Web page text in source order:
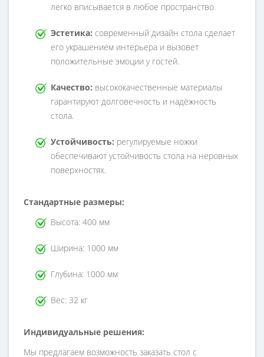
легко вписывается в любое пространство.
Эстетика: современный дизайн стола сделает
его украшением интерьера и вызовет
положительные эмоции у гостей.
Качество: высококачественные материалы
гарантируют долговечность и надёжность
стола.
Устойчивость: регулируемые ножки
обеспечивают устойчивость стола на неровных
поверхностях.
Стандартные размеры:
Высота: 400 мм
Ширина: 1000 мм
Глубина: 1000 мм
Вес: 32 кг
Индивидуальные решения:
Мы предлагаем возможность заказать стол с